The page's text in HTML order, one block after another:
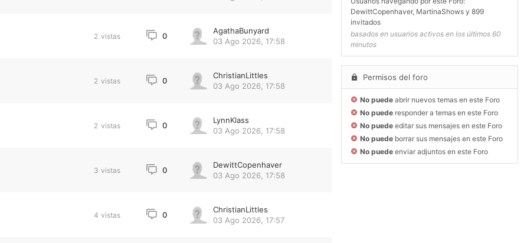
2 vistas 0
AgathaBunyard
03 Ago 2026, 17:58
2 vistas 0
ChristianLittles
03 Ago 2026, 17:58
2 vistas 0
LynnKlass
03 Ago 2026, 17:58
3 vistas 0
DewittCopenhaver
03 Ago 2026, 17:58
4 vistas 0
ChristianLittles
03 Ago 2026, 17:57
DewittCopenhaver, MartinaShows y 899
invitados
basados en usuarios activos en los últimos 60
minutos
Permisos del foro
No puede abrir nuevos temas en este Foro
No puede responder a temas en este Foro
No puede editar sus mensajes en este Foro
No puede borrar sus mensajes en este Foro
No puede enviar adjuntos en este Foro